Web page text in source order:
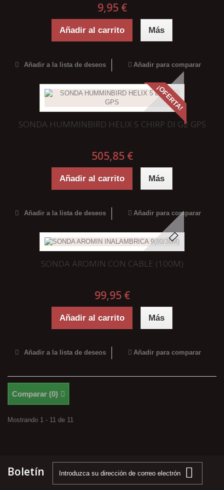
9,95 €
Añadir al carrito Más
Añadir a la lista de deseos Añadir para comparar
¡OFERTA!
SONDA HUMMINBIRD HELIX 5 CHIRP DI G2 GPS
505,85 €
Añadir al carrito Más
Añadir a la lista de deseos Añadir para comparar
SONDA AROMIN CON CABLE (100M)
99,95 €
Añadir al carrito Más
Añadir a la lista de deseos Añadir para comparar
Comparar (0)
Mostrando 1 - 11 de 11
Boletín